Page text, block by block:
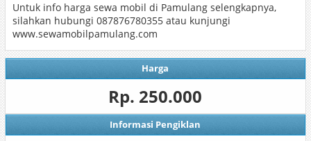
Untuk info harga sewa mobil di Pamulang selengkapnya,
silahkan hubungi 087876780355 atau kunjungi
www.sewamobilpamulang.com
Harga
Rp. 250.000
Informasi Pengiklan